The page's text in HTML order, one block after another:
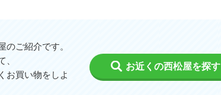
のご紹介です。
お買い物をしよ
お近くの西松屋を探す